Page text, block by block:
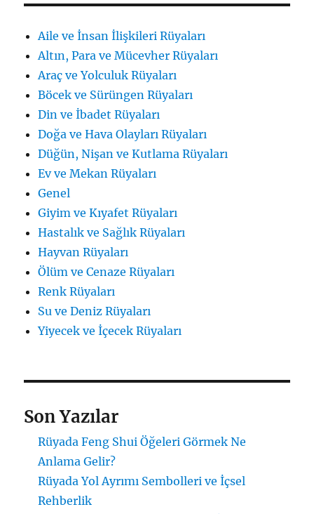
Aile ve İnsan İlişkileri Rüyaları
Altın, Para ve Mücevher Rüyaları
Araç ve Yolculuk Rüyaları
Böcek ve Sürüngen Rüyaları
Din ve İbadet Rüyaları
Doğa ve Hava Olayları Rüyaları
Düğün, Nişan ve Kutlama Rüyaları
Ev ve Mekan Rüyaları
Genel
Giyim ve Kıyafet Rüyaları
Hastalık ve Sağlık Rüyaları
Hayvan Rüyaları
Ölüm ve Cenaze Rüyaları
Renk Rüyaları
Su ve Deniz Rüyaları
Yiyecek ve İçecek Rüyaları
Son Yazılar
Rüyada Feng Shui Öğeleri Görmek Ne
Anlama Gelir?
Rüyada Yol Ayrımı Sembolleri ve İçsel
Rehberlik